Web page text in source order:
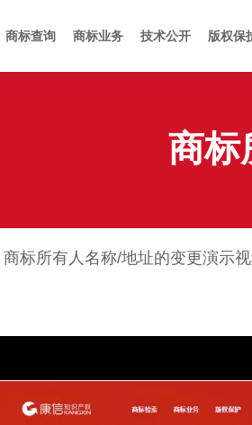
商标查询 商标业务 技术公开 版权保
商标
商标所有人名称/地址的变更演示